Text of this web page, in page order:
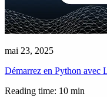
mai 23, 2025
Démarrez en Python avec
Reading time: 10 min